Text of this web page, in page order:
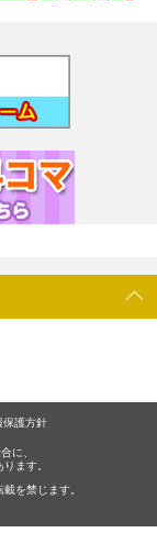
保護方針
に、
ます。
を禁じます。